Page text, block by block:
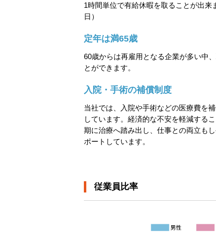
1時間単位で有給休暇を取ることが出来
日）
定年は満65歳
60歳からは再雇用となる企業が多い中
とができます。
入院・手術の補償制度
当社では、入院や手術などの医療費を
しています。経済的な不安を軽減する
期に治療へ踏み出し、仕事との両立も
ポートしています。
従業員比率